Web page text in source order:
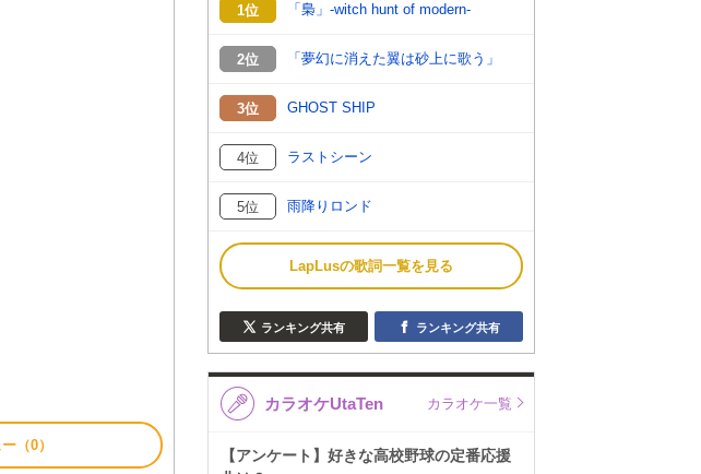
（0）
1位 「梟」-witch hunt of modern-
2位 「夢幻に消えた翼は砂上に歌う」
3位 GHOST SHIP
4位 ラストシーン
5位 雨降りロンド
LapLusの歌詞一覧を見る
ランキング共有 ランキング共有
カラオケUtaTen カラオケ一覧
【アンケート】好きな高校野球の定番応援